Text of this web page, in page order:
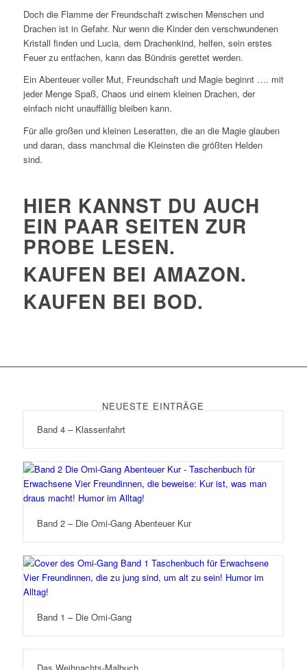
Doch die Flamme der Freundschaft zwischen Menschen und
Drachen ist in Gefahr. Nur wenn die Kinder den verschwundenen
Kristall finden und Lucia, dem Drachenkind, helfen, sein erstes
Feuer zu entfachen, kann das Bündnis gerettet werden.
Ein Abenteuer voller Mut, Freundschaft und Magie beginnt …. mit
jeder Menge Spaß, Chaos und einem kleinen Drachen, der
einfach nicht unauffällig bleiben kann.
Für alle großen und kleinen Leseratten, die an die Magie glauben
und daran, dass manchmal die Kleinsten die größten Helden
sind.
HIER KANNST DU AUCH
EIN PAAR SEITEN ZUR
PROBE LESEN.
KAUFEN BEI AMAZON.
KAUFEN BEI BOD.
NEUESTE EINTRÄGE
Band 4 – Klassenfahrt
Band 2 – Die Omi-Gang Abenteuer Kur
Band 1 – Die Omi-Gang
Das Weihnachts-Malbuch